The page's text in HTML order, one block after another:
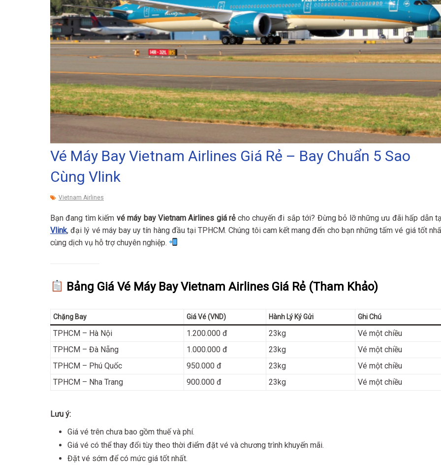
Vé Máy Bay Vietnam Airlines Giá Rẻ – Bay Chuẩn 5 Sao
Cùng Vlink
Vietnam Airlines
Bạn đang tìm kiếm vé máy bay Vietnam Airlines giá rẻcho chuyến đi sắp tới? Đừng bỏ lỡ những ưu đãi hấp dẫn
Vlink, đại lý vé máy bay uy tín hàng đầu tại TPHCM. Chúng tôi cam kết mang đến cho bạn những tấm vé giá tốt
cùng dịch vụ hỗ trợ chuyên nghiệp.
Bảng Giá Vé Máy Bay Vietnam Airlines Giá Rẻ (Tham Khảo)
Chặng Bay Giá Vé (VND) Hành Lý Ký Gửi Ghi Chú
TPHCM – Hà Nội 1.200.000 đ 23kg
Vé một chiều
TPHCM – Đà Nẵng
1.000.000 đ 23kg
Vé một chiều
TPHCM – Phú Quốc
950.000 đ 23kg
Vé một chiều
TPHCM – Nha Trang
900.000 đ 23kg Vé một chiều
Lưu ý:
Giá vé trên chưa bao gồm thuế và phí.
Giá vé có thể thay đổi tùy theo thời điểm đặt vé và chương trình khuyến mãi.
Đặt vé sớm để có mức giá tốt nhất.